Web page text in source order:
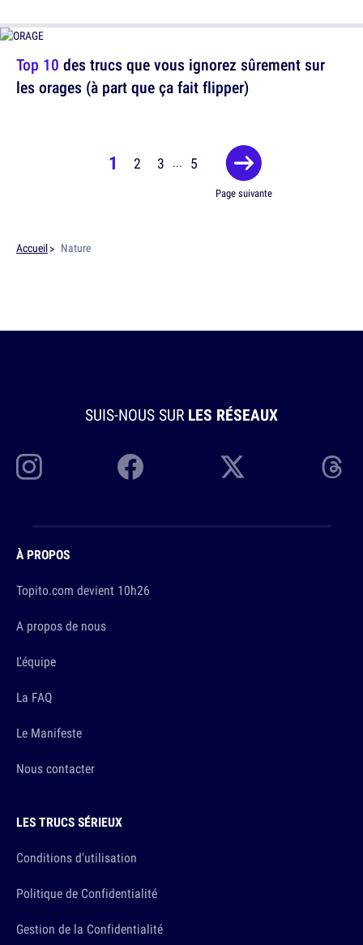
Top 10 des trucs que vous ignorez sûrement sur
les orages (à part que ça fait flipper)
1 2 3 ... 5
Page suivante
Accueil Nature
SUIS-NOUS SUR LES RÉSEAUX
À PROPOS
Topito.com devient 10h26
A propos de nous
L'équipe
La FAQ
Le Manifeste
Nous contacter
LES TRUCS SÉRIEUX
Conditions d'utilisation
Politique de Confidentialité
Gestion de la Confidentialité